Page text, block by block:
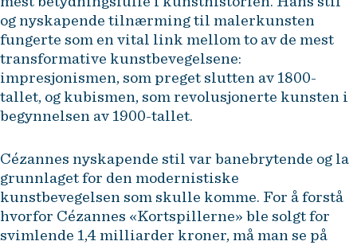
og nyskapende tilnærming til malerkunsten
fungerte som en vital link mellom to av de mest
transformative kunstbevegelsene:
impresjonismen, som preget slutten av 1800-
tallet, og kubismen, som revolusjonerte kunsten i
begynnelsen av 1900-tallet.
Cézannes nyskapende stil var banebrytende og la
grunnlaget for den modernistiske
kunstbevegelsen som skulle komme. For å forstå
hvorfor Cézannes «Kortspillerne» ble solgt for
svimlende 1,4 milliarder kroner, må man se på